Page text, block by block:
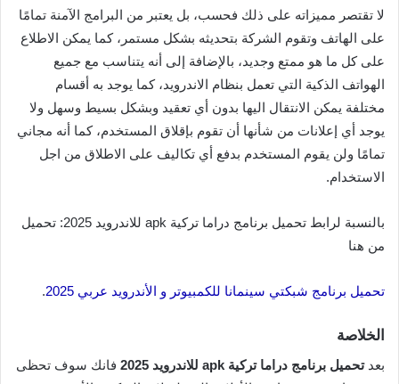
لا تقتصر مميزاته على ذلك فحسب، بل يعتبر من البرامج الآمنة تمامًا
على الهاتف وتقوم الشركة بتحديثه بشكل مستمر، كما يمكن الاطلاع
على كل ما هو ممتع وجديد، بالإضافة إلى أنه يتناسب مع جميع
الهواتف الذكية التي تعمل بنظام الاندرويد، كما يوجد به أقسام
مختلفة يمكن الانتقال اليها بدون أي تعقيد وبشكل بسيط وسهل ولا
يوجد أي إعلانات من شأنها أن تقوم بإقلاق المستخدم، كما أنه مجاني
تمامًا ولن يقوم المستخدم بدفع أي تكاليف على الاطلاق من اجل
الاستخدام.
بالنسبة لرابط تحميل برنامج دراما تركية apk للاندرويد 2025: تحميل
من هنا
تحميل برنامج شبكتي سينمانا للكمبيوتر و الأندرويد عربي 2025 .
الخلاصة
بعدتحميل برنامج دراما تركية apk للاندرويد 2025
فانك سوف تحظى